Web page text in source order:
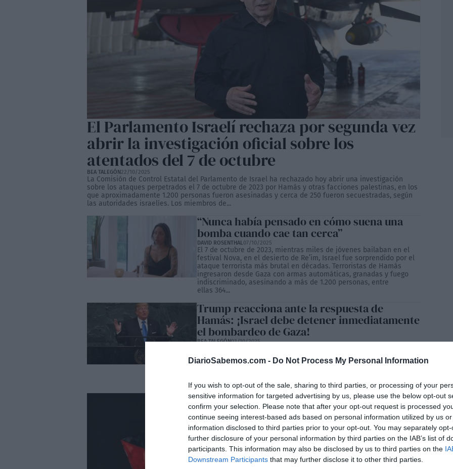
DiarioSabemos.com - Do Not Process My Personal Information
If you wish to opt-out of the sale, sharing to third parties, or processing of your
sensitive information for targeted advertising by us, please use the below opt-out
confirm your selection. Please note that after your opt-out request is processed
continue seeing interest-based ads based on personal information utilized by us
information disclosed to third parties prior to your opt-out. You may separately
further disclosure of your personal information by third parties on the IAB’s list of
participants. This information may also be disclosed by us to third parties on the
Downstream Participants that may further disclose it to other third parties.
El Parlamento Israelí rechaza por segunda vez
abrir la investigación oficial sobre los
atentados del 7 de octubre
BEA TALEGÓN22/10/2025
La Comisión de Control Estatal del Parlamento de Israel ha rechazado hoy abrir una investigación
sobre los ataques perpetrados el 7 de octubre de 2023 por Hamás y otras facciones palestinas, en los
que aproximadamente 1.200 personas fueron asesinadas y cerca de 250 fueron secuestradas, según
las autoridades israelíes. Los miembros de...
“Nunca había pensado en cómo suena una
bomba cuando cae tan cerca”
DAVID ROSENTHAL07/10/2025
El 7 de octubre de 2023, mientras miles de jóvenes bailaban en el
festival Nova, en el desierto de Re’im, Israel fue sorprendido por el
ataque terrorista más brutal en décadas. Terroristas de Hamás
ingresaron desde Gaza con armas automáticas, granadas y fuego
indiscriminado, asesinando a más de 1.200 personas, entre
ellas 364...
Trump reacciona ante la respuesta de
Hamás: ¡Israel debe detener inmediatamente
el bombardeo de Gaza!
BEA TALEGÓN03/10/2025
Hamás: "Trump dice que la respuesta de Hamás significa que Israel
debe dejar de bombardear Gaza para sacar a los cautivos" titula la
Hamás, creo que están listos para una PAZ duradera....